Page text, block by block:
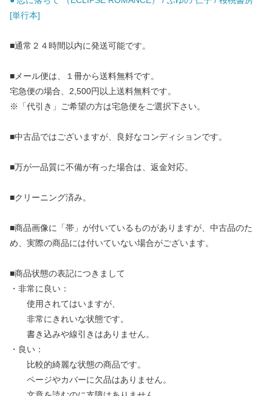
[単行本]
■通常２４時間以内に発送可能です。
■メール便は、１冊から送料無料です。
宅急便の場合、2,500円以上送料無料です。
※「代引き」ご希望の方は宅急便をご選択下さい。
■中古品ではございますが、良好なコンディションです。
■万が一品質に不備が有った場合は、返金対応。
■クリーニング済み。
■商品画像に「帯」が付いているものがありますが、中古品のた
め、実際の商品には付いていない場合がございます。
■商品状態の表記につきまして
・非常に良い：
使用されてはいますが、
非常にきれいな状態です。
書き込みや線引きはありません。
・良い：
比較的綺麗な状態の商品です。
ページやカバーに欠品はありません。